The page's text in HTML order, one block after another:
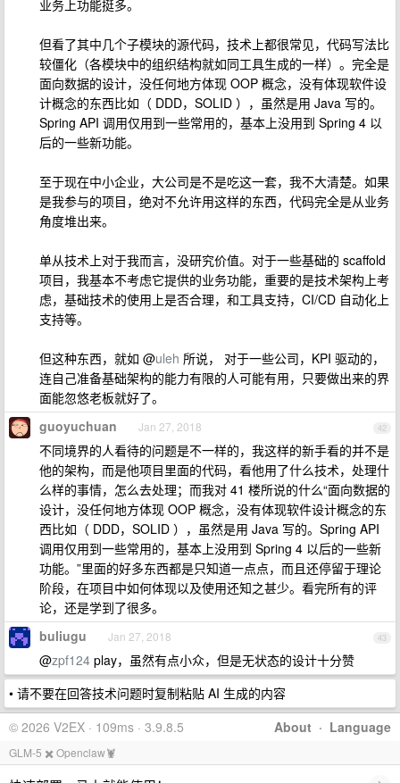
业务上功能挺多。
但看了其中几个子模块的源代码，技术上都很常见，代码写法比
较僵化（各模块中的组织结构就如同工具生成的一样）。完全是
面向数据的设计，没任何地方体现 OOP 概念，没有体现软件设
计概念的东西比如（ DDD，SOLID ），虽然是用 Java 写的。
Spring API 调用仅用到一些常用的，基本上没用到 Spring 4 以
后的一些新功能。
至于现在中小企业，大公司是不是吃这一套，我不大清楚。如果
是我参与的项目，绝对不允许用这样的东西，代码完全是从业务
角度堆出来。
单从技术上对于我而言，没研究价值。对于一些基础的 scaffold
项目，我基本不考虑它提供的业务功能，重要的是技术架构上考
虑，基础技术的使用上是否合理，和工具支持，CI/CD 自动化上
支持等。
但这种东西，就如 @uleh 所说， 对于一些公司，KPI 驱动的，
连自己准备基础架构的能力有限的人可能有用，只要做出来的界
面能忽悠老板就好了。
42
guoyuchuan Jan 27, 2018
不同境界的人看待的问题是不一样的，我这样的新手看的并不是
他的架构，而是他项目里面的代码，看他用了什么技术，处理什
么样的事情，怎么去处理；而我对 41 楼所说的什么“面向数据的
设计，没任何地方体现 OOP 概念，没有体现软件设计概念的东
西比如（ DDD，SOLID ），虽然是用 Java 写的。Spring API
调用仅用到一些常用的，基本上没用到 Spring 4 以后的一些新
功能。”里面的好多东西都是只知道一点点，而且还停留于理论
阶段，在项目中如何体现以及使用还知之甚少。看完所有的评
论，还是学到了很多。
43
buliugu Jan 27, 2018
@zpf124 play，虽然有点小众，但是无状态的设计十分赞
• 请不要在回答技术问题时复制粘贴 AI 生成的内容
About · Language
© 2026 V2EX · 109ms · 3.9.8.5
GLM-5 ✖️ Openclaw🦞